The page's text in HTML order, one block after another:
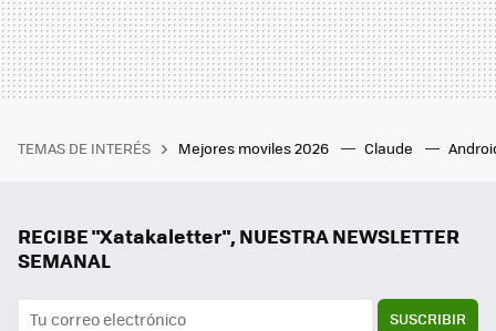
TEMAS DE INTERÉS Mejores moviles 2026 Claude
RECIBE "Xatakaletter", NUESTRA NEWSLETTER
SEMANAL
SUSCRIBIR